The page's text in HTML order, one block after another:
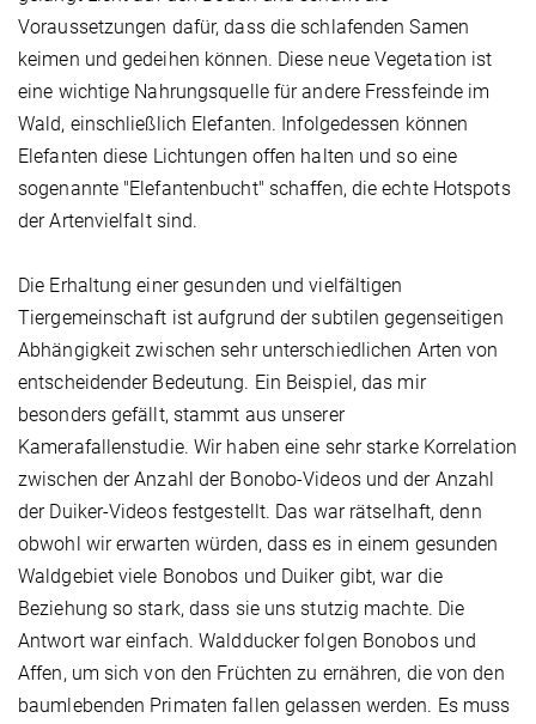
Voraussetzungen dafür, dass die schlafenden Samen
keimen und gedeihen können. Diese neue Vegetation ist
eine wichtige Nahrungsquelle für andere Fressfeinde im
Wald, einschließlich Elefanten. Infolgedessen können
Elefanten diese Lichtungen offen halten und so eine
sogenannte "Elefantenbucht" schaffen, die echte Hotspots
der Artenvielfalt sind.
Die Erhaltung einer gesunden und vielfältigen
Tiergemeinschaft ist aufgrund der subtilen gegenseitigen
Abhängigkeit zwischen sehr unterschiedlichen Arten von
entscheidender Bedeutung. Ein Beispiel, das mir
besonders gefällt, stammt aus unserer
Kamerafallenstudie. Wir haben eine sehr starke Korrelation
zwischen der Anzahl der Bonobo-Videos und der Anzahl
der Duiker-Videos festgestellt. Das war rätselhaft, denn
obwohl wir erwarten würden, dass es in einem gesunden
Waldgebiet viele Bonobos und Duiker gibt, war die
Beziehung so stark, dass sie uns stutzig machte. Die
Antwort war einfach. Waldducker folgen Bonobos und
Affen, um sich von den Früchten zu ernähren, die von den
baumlebenden Primaten fallen gelassen werden. Es muss